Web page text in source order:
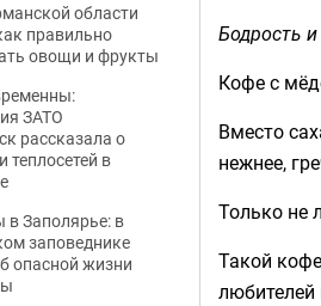
Бодрость
Кофе с
Вместо
нежнее,
Только не
Такой
любителей
области
правильно
овощи и фрукты
ЗАТО
рассказала о
теплосетей в
Заполярье: в
заповеднике
опасной жизни